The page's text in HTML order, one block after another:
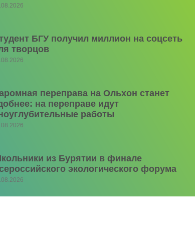
БГУ получил миллион на соцсеть
творцов
переправа на Ольхон станет
на переправе идут
работы
из Бурятии в финале
экологического форума